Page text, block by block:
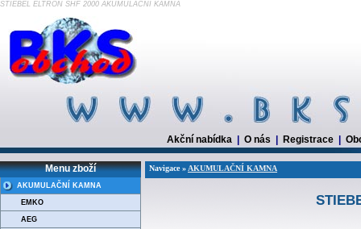
STIEBEL ELTRON SHF 2000 AKUMULAČNÍ KAMNA
Akční nabídka O nás Registrace
Menu zboží
AKUMULAČNÍ KAMNA
EMKO
AEG
Navigace » AKUMULAČNÍ KAMNA